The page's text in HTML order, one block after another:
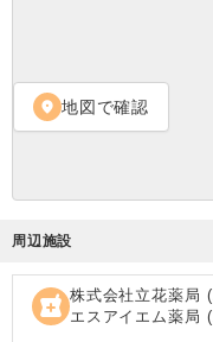
location_on 地図で確認
周辺施設
local_pharmacy 株式会社立花薬局 (
エスアイエム薬局 (